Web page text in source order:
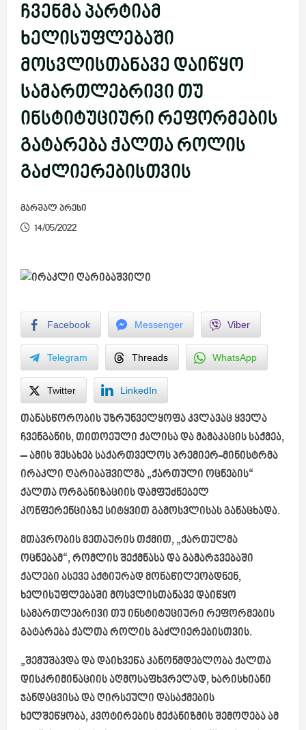
ჩვენმა პარტიამ
ხელისუფლებაში
მოსვლისთანავე დაიწყო
სამართლებრივი თუ
ინსტიტუციური რეფორმების
გატარება ქალთა როლის
გაძლიერებისთვის
მარშალ პრესი
14/05/2022
Facebook Messenger Viber
Telegram Threads WhatsApp
Twitter LinkedIn
თანასწორობის უზრუნველყოფა კვლავაც ყველა
ჩვენგანის, თითოეული ქალისა და მამაკაცის საქმეა,
– ამის შესახებ საქართველოს პრემიერ-მინისტრმა
ირაკლი ღარიბაშვილმა „ქართული ოცნების“
ქალთა ორგანიზაციის დამფუძნებელ
კონფერენციაზე სიტყვით გამოსვლისას განაცხადა.
მთავრობის მეთაურის თქმით, „ქართულმა
ოცნებამ“, რომლის შექმნასა და გამარჯვებაში
ქალები ასევე აქტიურად მონაწილეობდნენ,
ხელისუფლებაში მოსვლისთანავე დაიწყო
სამართლებრივი თუ ინსტიტუციური რეფორმების
გატარება ქალთა როლის გაძლიერებისთვის.
„შემუშავდა და დაიხვეწა კანონმდებლობა ქალთა
დისკრიმინაციის აღმოსაფხვრელად, ხარისხიანი
ჯანდაცვისა და ღირსეული დასაქმების
ხელშეწყობა,კვოტირებისმექანიზმის შემოღება ამ